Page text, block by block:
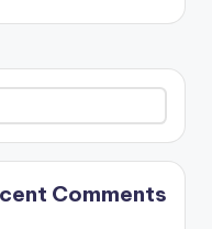
البحث
Comments